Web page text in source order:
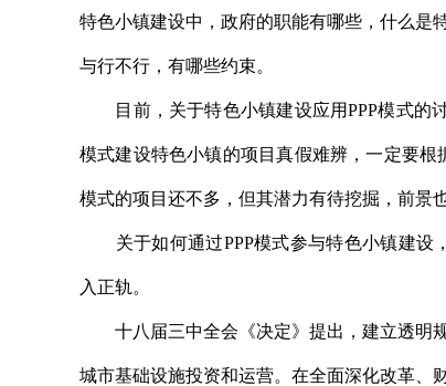
特色小镇建设中，政府的职能有哪些，什么是
与行不行，有哪些约束。
目前，关于特色小镇建设应用PPP模式的
模式建设特色小镇的项目真假难辨，一定要根
模式的项目还不多，但其潜力有待挖掘，前景
关于如何通过PPP模式参与特色小镇建设
入正轨。
十八届三中全会《决定》提出，建立透明
城市基础设施投资和运营。在全面深化改革、